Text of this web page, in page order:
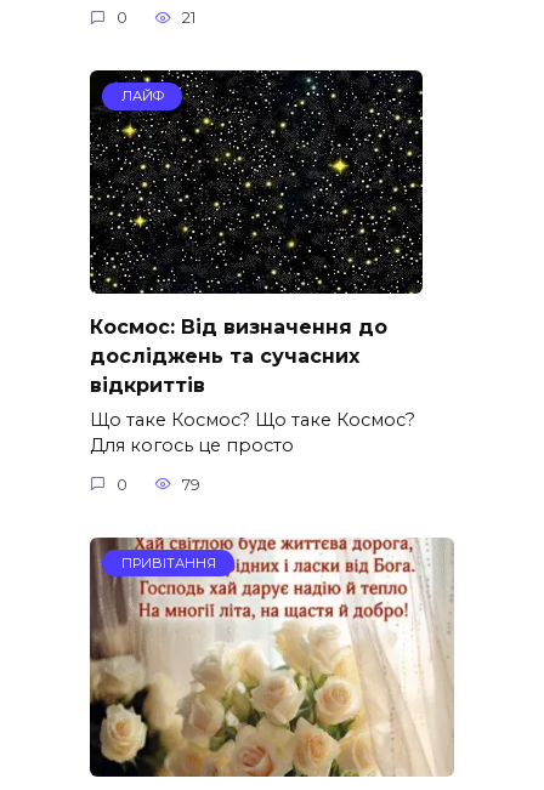
0 21
ЛАЙФ
Космос: Від визначення до
досліджень та сучасних
відкриттів
Що таке Космос? Що таке Космос?
Для когось це просто
0 79
ПРИВІТАННЯ